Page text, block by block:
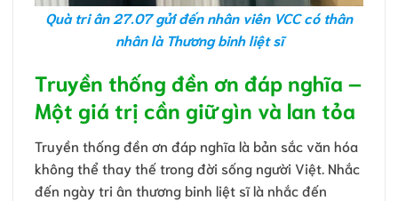
Quà tri ân 27.07 gửi đến nhân viên VCC có thân
nhân là Thương binh liệt sĩ
Truyền thống đền ơn đáp nghĩa –
Một giá trị cần giữ gìn và lan tỏa
Truyền thống đền ơn đáp nghĩa là bản sắc văn hóa
không thể thay thế trong đời sống người Việt. Nhắc
đến ngày tri ân thương binh liệt sĩ là nhắc đến